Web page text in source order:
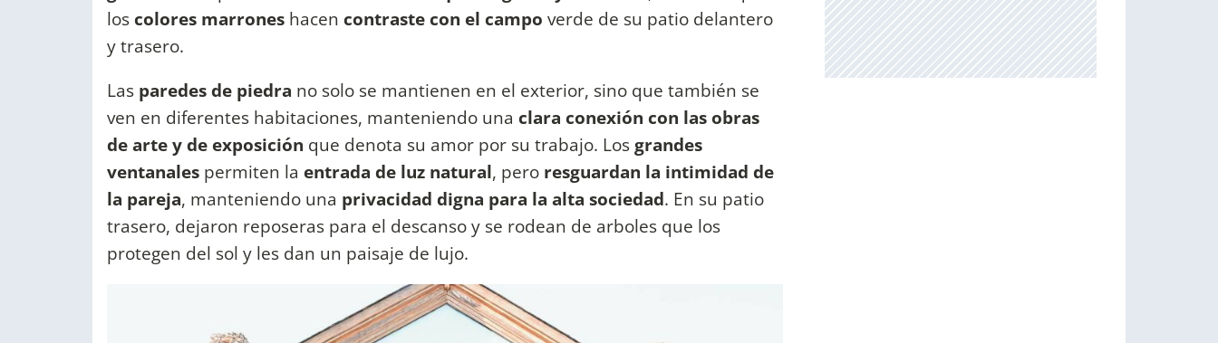
los colores marrones hacen contraste con el campo verde de su patio delantero
y trasero.
Las paredes de piedra no solo se mantienen en el exterior, sino que también se
ven en diferentes habitaciones, manteniendo una clara conexión con las obras
de arte y de exposición que denota su amor por su trabajo. Losgrandes
ventanales permiten la entrada de luz natural, pero resguardan la intimidad de
la pareja, manteniendo una privacidad digna para la alta sociedad. En su patio
trasero, dejaron reposeras para el descanso y se rodean de arboles que los
protegen del sol y les dan un paisaje de lujo.